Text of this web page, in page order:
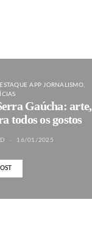
APP JORNALISMO
Gaúcha: arte,
todos os gostos
16/01/2025